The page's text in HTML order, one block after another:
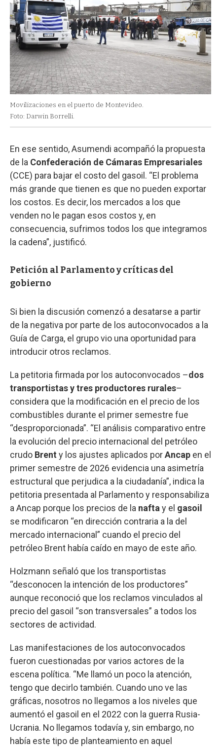
Movilizaciones en el puerto de Montevideo.
Foto: Darwin Borrelli.
En ese sentido, Asumendi acompañó la propuesta
de la Confederación de Cámaras Empresariales
(CCE) para bajar el costo del gasoil. “El problema
más grande que tienen es que no pueden exportar
los costos. Es decir, los mercados a los que
venden no le pagan esos costos y, en
consecuencia, sufrimos todos los que integramos
la cadena”, justificó.
Petición al Parlamento y críticas del
gobierno
Si bien la discusión comenzó a desatarse a partir
de la negativa por parte de los autoconvocados a la
Guía de Carga, el grupo vio una oportunidad para
introducir otros reclamos.
La petitoria firmada por los autoconvocados –dos
transportistas y tres productores rurales–
considera que la modificación en el precio de los
combustibles durante el primer semestre fue
“desproporcionada”. “El análisis comparativo entre
la evolución del precio internacional del petróleo
crudo Brent y los ajustes aplicados porAncap en el
primer semestre de 2026 evidencia una asimetría
estructural que perjudica a la ciudadanía”, indica la
petitoria presentada al Parlamento y responsabiliza
a Ancap porque los precios de la nafta y el gasoil
se modificaron “en dirección contraria a la del
mercado internacional” cuando el precio del
petróleo Brent había caído en mayo de este año.
Holzmann señaló que los transportistas
“desconocen la intención de los productores”
aunque reconoció que los reclamos vinculados al
precio del gasoil “son transversales” a todos los
sectores de actividad.
Las manifestaciones de los autoconvocados
fueron cuestionadas por varios actores de la
escena política. “Me llamó un poco la atención,
tengo que decirlo también. Cuando uno ve las
gráficas, nosotros no llegamos a los niveles que
aumentó el gasoil en el 2022 con la guerra Rusia-
Ucrania. No llegamos todavía y, sin embargo, no
había este tipo de planteamiento en aquel